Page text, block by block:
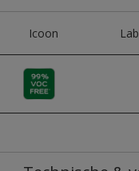
Icoon